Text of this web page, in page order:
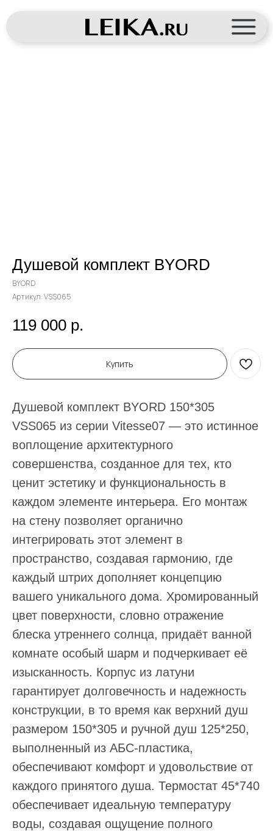
Душевой комплект BYORD
BYORD
Артикул:VSS065
119 000 р.
Купить
Душевой комплект BYORD 150*305
VSS065 из серии Vitesse07 — это истинное
воплощение архитектурного
совершенства, созданное для тех, кто
ценит эстетику и функциональность в
каждом элементе интерьера. Его монтаж
на стену позволяет органично
интегрировать этот элемент в
пространство, создавая гармонию, где
каждый штрих дополняет концепцию
вашего уникального дома. Хромированный
цвет поверхности, словно отражение
блеска утреннего солнца, придаёт ванной
комнате особый шарм и подчеркивает её
изысканность. Корпус из латуни
гарантирует долговечность и надежность
конструкции, в то время как верхний душ
размером 150*305 и ручной душ 125*250,
выполненный из АБС-пластика,
обеспечивают комфорт и удовольствие от
каждого принятого душа. Термостат 45*740
обеспечивает идеальную температуру
воды, создавая ощущение полного